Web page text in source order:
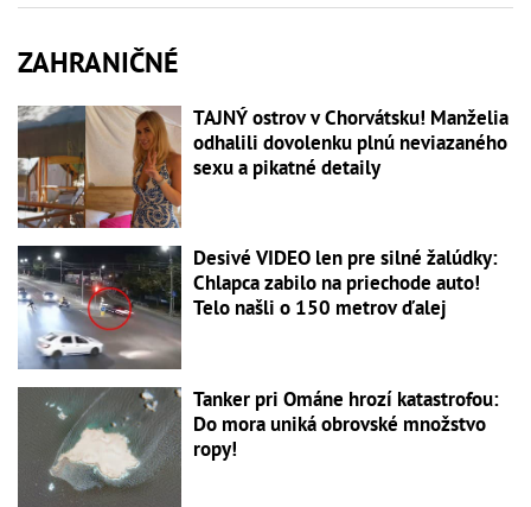
ZAHRANIČNÉ
TAJNÝ ostrov v Chorvátsku! Manželia
odhalili dovolenku plnú neviazaného
sexu a pikatné detaily
Desivé VIDEO len pre silné žalúdky:
Chlapca zabilo na priechode auto!
Telo našli o 150 metrov ďalej
Tanker pri Ománe hrozí katastrofou:
Do mora uniká obrovské množstvo
ropy!